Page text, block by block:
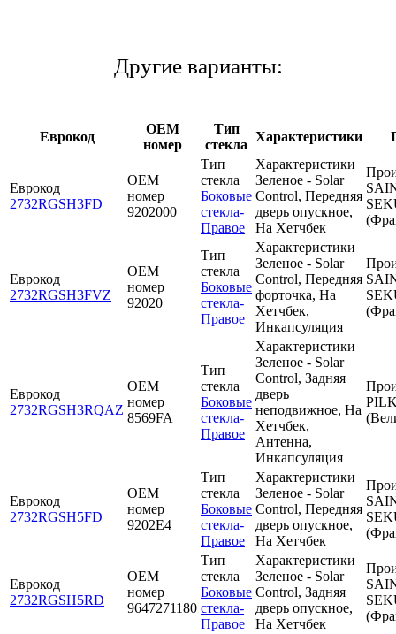
Другие варианты:
Еврокод
OEM
номер
Тип
стекла
Характеристики
Еврокод
2732RGSH3FD
OEM
номер
9202000
Тип
стекла
Боковые
стекла-
Правое
Характеристики
Зеленое - Solar
Control, Передняя
дверь опускное,
На Хетчбек
Еврокод
2732RGSH3FVZ
OEM
номер
92020
Тип
стекла
Боковые
стекла-
Правое
Характеристики
Зеленое - Solar
Control, Передняя
форточка, На
Хетчбек,
Инкапсуляция
Еврокод
2732RGSH3RQAZ
OEM
номер
8569FA
Тип
стекла
Боковые
стекла-
Правое
Характеристики
Зеленое - Solar
Control, Задняя
дверь
неподвижное, На
Хетчбек,
Антенна,
Инкапсуляция
Еврокод
2732RGSH5FD
OEM
номер
9202Е4
Тип
стекла
Боковые
стекла-
Правое
Характеристики
Зеленое - Solar
Control, Передняя
дверь опускное,
На Хетчбек
Еврокод
2732RGSH5RD
OEM
номер
9647271180
Тип
стекла
Боковые
стекла-
Правое
Характеристики
Зеленое - Solar
Control, Задняя
дверь опускное,
На Хетчбек